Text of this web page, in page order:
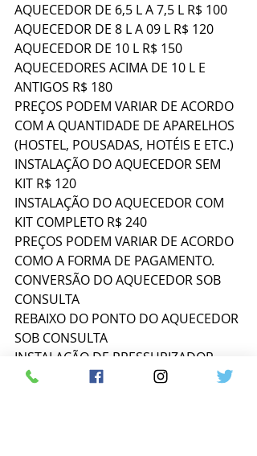
AQUECEDOR DE 6,5 L A 7,5 L R$ 100
AQUECEDOR DE 8 L A 09 L R$ 120
AQUECEDOR DE 10 L R$ 150
AQUECEDORES ACIMA DE 10 L E
ANTIGOS R$ 180
PREÇOS PODEM VARIAR DE ACORDO
COM A QUANTIDADE DE APARELHOS
(HOSTEL, POUSADAS, HOTÉIS E ETC.)
INSTALAÇÃO DO AQUECEDOR SEM
KIT R$ 120
INSTALAÇÃO DO AQUECEDOR COM
KIT COMPLETO R$ 240
PREÇOS PODEM VARIAR DE ACORDO
COMO A FORMA DE PAGAMENTO.
CONVERSÃO DO AQUECEDOR SOB
CONSULTA
REBAIXO DO PONTO DO AQUECEDOR
SOB CONSULTA
INSTALAÇÃO DE PRESSURIZADOR
(AUMENTO DA PRESSÃO) SOB